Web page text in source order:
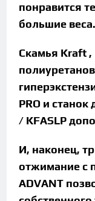
понравится
большие веса.
Скамья Kraft ,
PRO и
/ KFASLP
И, наконец,
отжимание с
ADVANT